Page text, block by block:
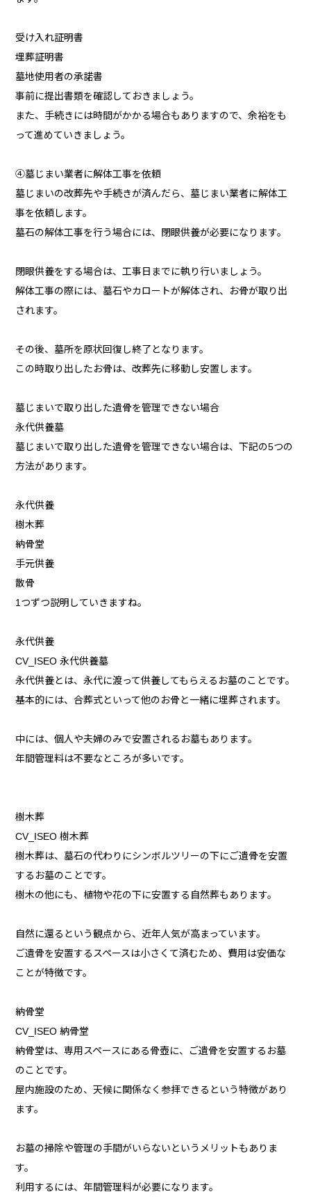
受け入れ証明書
埋葬証明書
墓地使用者の承諾書
事前に提出書類を確認しておきましょう。
また、手続きには時間がかかる場合もありますので、余裕をも
って進めていきましょう。
④墓じまい業者に解体工事を依頼
墓じまいの改葬先や手続きが済んだら、墓じまい業者に解体工
事を依頼します。
墓石の解体工事を行う場合には、閉眼供養が必要になります。
閉眼供養をする場合は、工事日までに執り行いましょう。
解体工事の際には、墓石やカロートが解体され、お骨が取り出
されます。
その後、墓所を原状回復し終了となります。
この時取り出したお骨は、改葬先に移動し安置します。
墓じまいで取り出した遺骨を管理できない場合
永代供養墓
墓じまいで取り出した遺骨を管理できない場合は、下記の5つの
方法があります。
永代供養
樹木葬
納骨堂
手元供養
散骨
1つずつ説明していきますね。
永代供養
CV_ISEO 永代供養墓
永代供養とは、永代に渡って供養してもらえるお墓のことです。
基本的には、合葬式といって他のお骨と一緒に埋葬されます。
中には、個人や夫婦のみで安置されるお墓もあります。
年間管理料は不要なところが多いです。
樹木葬
CV_ISEO 樹木葬
樹木葬は、墓石の代わりにシンボルツリーの下にご遺骨を安置
するお墓のことです。
樹木の他にも、植物や花の下に安置する自然葬もあります。
自然に還るという観点から、近年人気が高まっています。
ご遺骨を安置するスペースは小さくて済むため、費用は安価な
ことが特徴です。
納骨堂
CV_ISEO 納骨堂
納骨堂は、専用スペースにある骨壺に、ご遺骨を安置するお墓
のことです。
屋内施設のため、天候に関係なく参拝できるという特徴があり
ます。
お墓の掃除や管理の手間がいらないというメリットもありま
す。
利用するには、年間管理料が必要になります。